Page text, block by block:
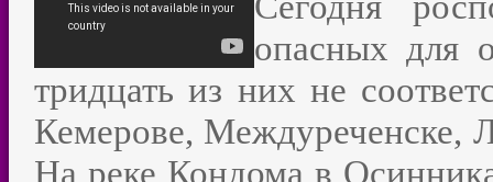
опасных для
тридцать из них не
Кемерове, Междуреченске,
На реке Кондома в